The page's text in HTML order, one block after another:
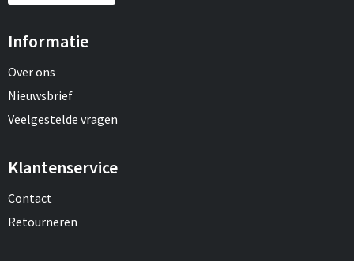
Informatie
Over ons
Nieuwsbrief
Veelgestelde vragen
Klantenservice
Contact
Retourneren